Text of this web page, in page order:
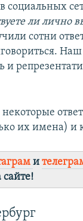
социальных
ли лично
сотни
и
их имена) и
и
сайте!